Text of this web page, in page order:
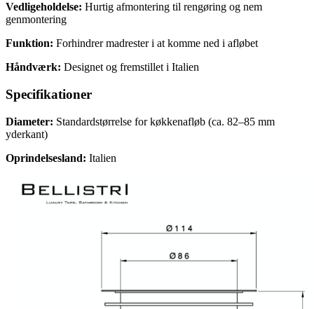
Vedligeholdelse: Hurtig afmontering til rengøring og nem
genmontering
Funktion: Forhindrer madrester i at komme ned i afløbet
Håndværk: Designet og fremstillet i Italien
Specifikationer
Diameter: Standardstørrelse for køkkenafløb (ca. 82–85 mm
yderkant)
Oprindelsesland: Italien